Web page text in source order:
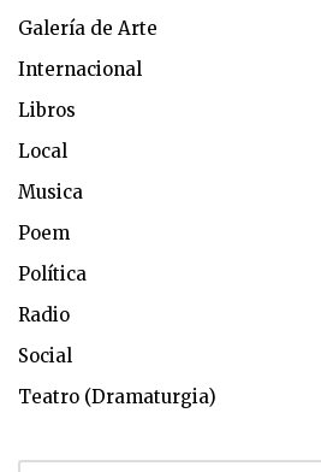
Galería de Arte
Internacional
Libros
Local
Musica
Poem
Política
Radio
Social
Teatro (Dramaturgia)